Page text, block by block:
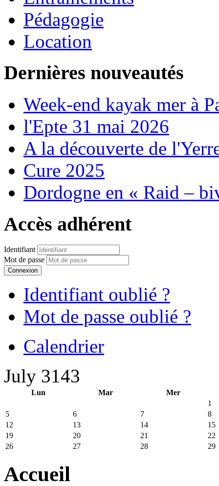
Pédagogie
Location
Dernières nouveautés
Week-end kayak mer à
l'Epte 31 mai 2026
A la découverte de
Cure 2025
Dordogne en « Raid –
Accès adhérent
Identifiant
Mot de passe
Connexion
Identifiant oublié ?
Mot de passe oublié ?
Calendrier
July 3143
Lun Mar
Mer
1
5
6 7
8
12
13 14
15
19
20 21
22
26
27 28 29
Accueil